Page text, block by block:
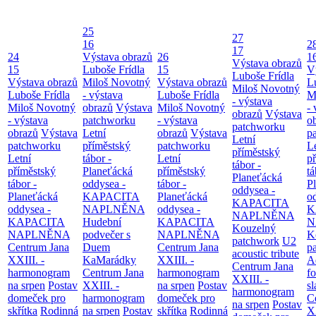
24
15
Výstava obrazů
Luboše Frídla
Miloš Novotný
- výstava
obrazů Výstava
patchworku
Letní
příměstský
tábor -
Planeťácká
oddysea -
KAPACITA
NAPLNĚNA
Centrum Jana
XXIII. -
harmonogram
na srpen Postav
domeček pro
skřítka Rodinná
25
16
Výstava obrazů
Luboše Frídla
Miloš Novotný
- výstava
obrazů Výstava
patchworku
Letní
příměstský
tábor -
Planeťácká
oddysea -
KAPACITA
NAPLNĚNA
Hudební
podvečer s
Duem
KaMarádky
Centrum Jana
XXIII. -
harmonogram
na srpen Postav
26
15
Výstava obrazů
Luboše Frídla
Miloš Novotný
- výstava
obrazů Výstava
patchworku
Letní
příměstský
tábor -
Planeťácká
oddysea -
KAPACITA
NAPLNĚNA
Centrum Jana
XXIII. -
harmonogram
na srpen Postav
domeček pro
skřítka Rodinná
27
17
Výstava obrazů
Luboše Frídla
Miloš Novotný
- výstava
obrazů Výstava
patchworku
Letní
příměstský
tábor -
Planeťácká
oddysea -
KAPACITA
NAPLNĚNA
Kouzelný
patchwork U2
acoustic tribute
Centrum Jana
XXIII. -
harmonogram
na srpen Postav
-